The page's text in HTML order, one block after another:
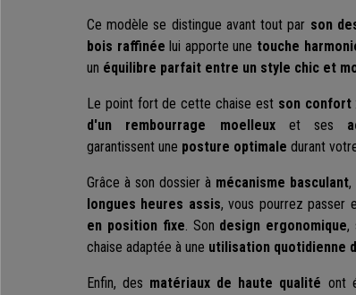
Ce modèle se distingue avant tout par son
bois raffinée lui apporte une touche
un équilibre parfait entre un style chic et
Le point fort de cette chaise est son confort
d'un rembourrage moelleuxet ses
garantissent une posture optimale durant
Grâce à son dossier à mécanisme basculant,
longues heures assis, vous pourrez passer
en position fixe. Son design ergonomique,
chaise adaptée à une utilisation quotidienne
Enfin, des matériaux de haute qualité ont